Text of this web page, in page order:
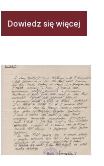
Dowiedz się więcej